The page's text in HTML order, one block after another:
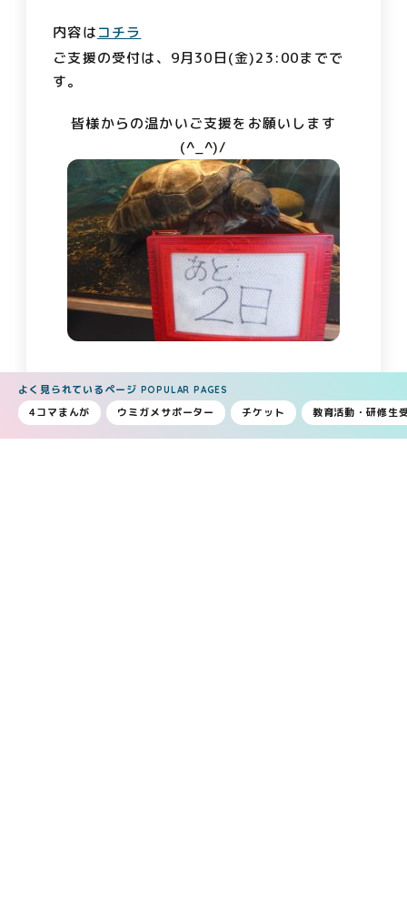
よく見られているページ POPULAR PAGES
4コマまんが ウミガメサポーター チケット 教育活動・研修生
内容はコチラ
ご支援の受付は、9月30日(金)23:00までで
す。
皆様からの温かいご支援をお願いします
(^_^)/
↑カワガメ☆